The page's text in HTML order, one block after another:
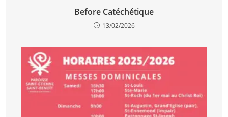
Before Catéchétique
13/02/2026